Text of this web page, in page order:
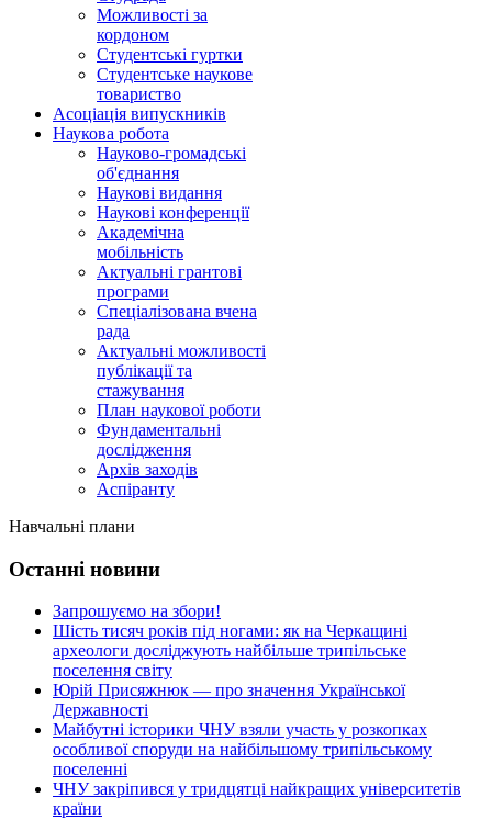
Можливості за
кордоном
Студентські гуртки
Студентське наукове
товариство
Асоціація випускників
Наукова робота
Науково-громадські
об'єднання
Наукові видання
Наукові конференції
Академічна
мобільність
Актуальні грантові
програми
Спеціалізована вчена
рада
Актуальні можливості
публікації та
стажування
План наукової роботи
Фундаментальні
дослідження
Архів заходів
Аспіранту
Навчальні плани
Останні новини
Запрошуємо на збори!
Шість тисяч років під ногами: як на Черкащині
археологи досліджують найбільше трипільське
поселення світу
Юрій Присяжнюк — про значення Української
Державності
Майбутні історики ЧНУ взяли участь у розкопках
особливої споруди на найбільшому трипільському
поселенні
ЧНУ закріпився у тридцятці найкращих університетів
країни